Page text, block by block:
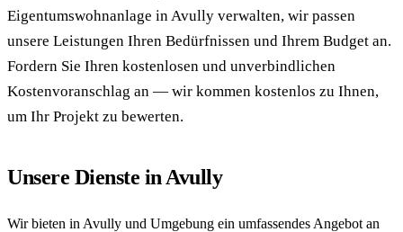
Eigentumswohnanlage in Avully verwalten, wir passen
unsere Leistungen Ihren Bedürfnissen und Ihrem Budget an.
Fordern Sie Ihren kostenlosen und unverbindlichen
Kostenvoranschlag an — wir kommen kostenlos zu Ihnen,
um Ihr Projekt zu bewerten.
Unsere Dienste in Avully
Wir bieten in Avully und Umgebung ein umfassendes Angebot an